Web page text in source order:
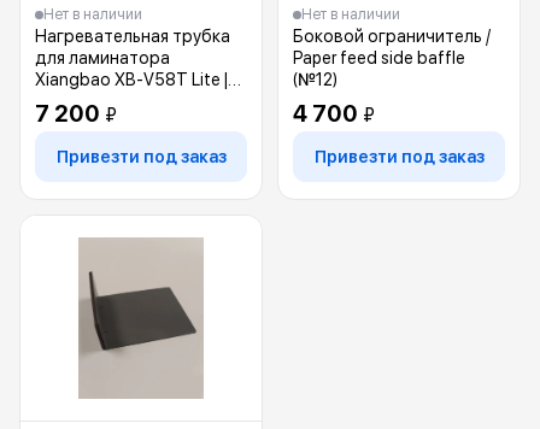
Нет в наличии
Нагревательная трубка
для ламинатора
Xiangbao XB-V58T Lite |
Heating tube
7 200 ₽
Привезти под заказ
Нет в наличии
Боковой ограничитель /
Paper feed side baffle
(№12)
4 700 ₽
Привезти под заказ